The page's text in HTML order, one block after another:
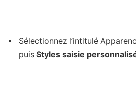
Sélectionnez l’intitulé
puis Styles saisie